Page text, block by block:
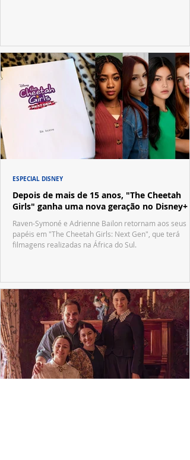
Depois de mais de 15 anos, "The Cheetah
Girls" ganha uma nova geração no Disney+
Raven-Symoné e Adrienne Bailon retornam aos seus
papéis em "The Cheetah Girls: Next Gen", que terá
filmagens realizadas na África do Sul.
ESPECIAL DISNEY